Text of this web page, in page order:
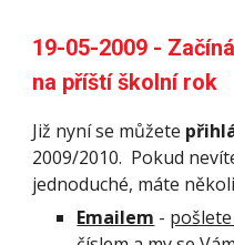
19-05-2009 -
na příští školní rok
Již nyní se můžete
2009/2010.  Pokud
jednoduché, máte
Emailem -